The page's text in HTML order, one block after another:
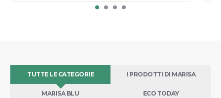
TUTTE LE CATEGORIE I PRODOTTI DI MARISA
MARISA BLU ECO TODAY